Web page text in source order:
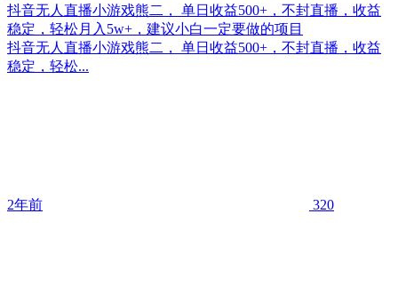
抖音无人直播小游戏熊二， 单日收益500+，不封直播，收益
稳定，轻松月入5w+，建议小白一定要做的项目
抖音无人直播小游戏熊二， 单日收益500+，不封直播，收益
稳定，轻松...
2年前 320